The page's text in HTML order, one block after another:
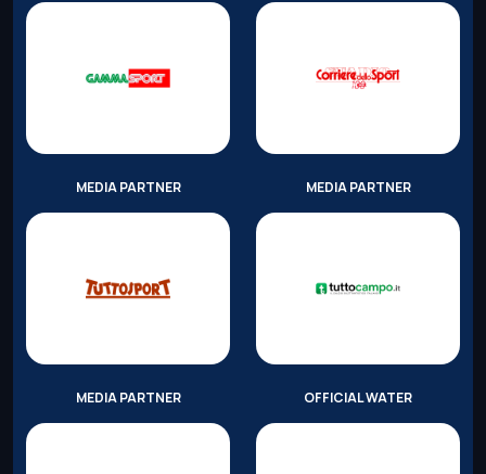
MEDIA PARTNER MEDIA PARTNER
MEDIA PARTNER OFFICIAL WATER